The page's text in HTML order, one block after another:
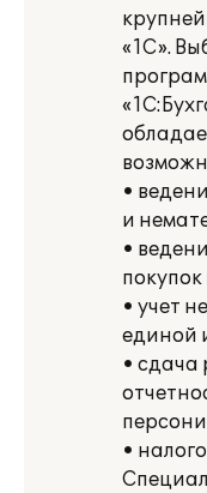
«1С».
•
и
•
• учет
единой
• сдача
•